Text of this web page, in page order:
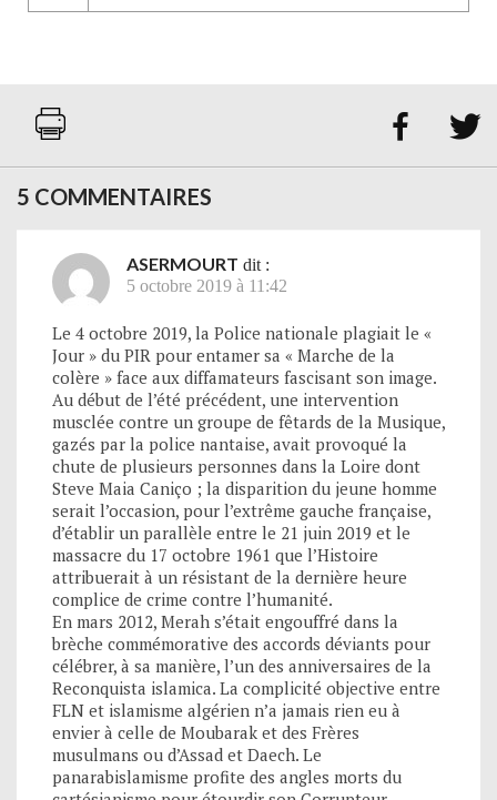
 
5 COMMENTAIRES
ASERMOURT dit :
5 octobre 2019 à 11:42
Le 4 octobre 2019, la Police nationale plagiait le «
Jour » du PIR pour entamer sa « Marche de la
colère » face aux diffamateurs fascisant son image.
Au début de l’été précédent, une intervention
musclée contre un groupe de fêtards de la Musique,
gazés par la police nantaise, avait provoqué la
chute de plusieurs personnes dans la Loire dont
Steve Maia Caniço ; la disparition du jeune homme
serait l’occasion, pour l’extrême gauche française,
d’établir un parallèle entre le 21 juin 2019 et le
massacre du 17 octobre 1961 que l’Histoire
attribuerait à un résistant de la dernière heure
complice de crime contre l’humanité.
En mars 2012, Merah s’était engouffré dans la
brèche commémorative des accords déviants pour
célébrer, à sa manière, l’un des anniversaires de la
Reconquista islamica. La complicité objective entre
FLN et islamisme algérien n’a jamais rien eu à
envier à celle de Moubarak et des Frères
musulmans ou d’Assad et Daech. Le
panarabislamisme profite des angles morts du